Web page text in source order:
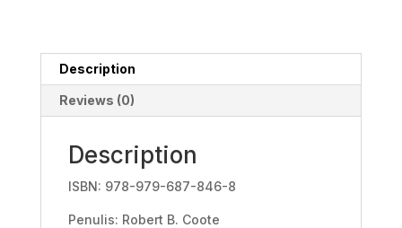
Description
Reviews (0)
Description
ISBN: 978-979-687-846-8
Penulis: Robert B. Coote